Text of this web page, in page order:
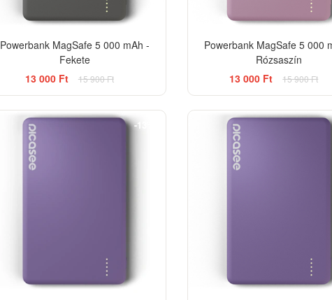
Powerbank MagSafe 5 000 mAh -
Fekete
13 000 Ft
15 900 Ft
Powerbank MagSafe 5 000
Rózsaszín
13 000 Ft
15 900 Ft
-13%